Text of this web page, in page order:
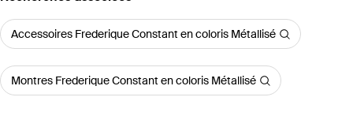
Accessoires Frederique Constant en coloris Métallisé
Montres Frederique Constant en coloris Métallisé